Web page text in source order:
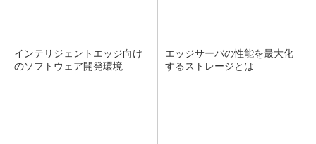
インテリジェントエッジ向け
のソフトウェア開発環境
エッジサーバの性能を最大化
するストレージとは